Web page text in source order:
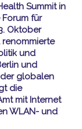
Summit in
für
Oktober
renommierte
und
und
globalen
die
mit Internet
WLAN- und